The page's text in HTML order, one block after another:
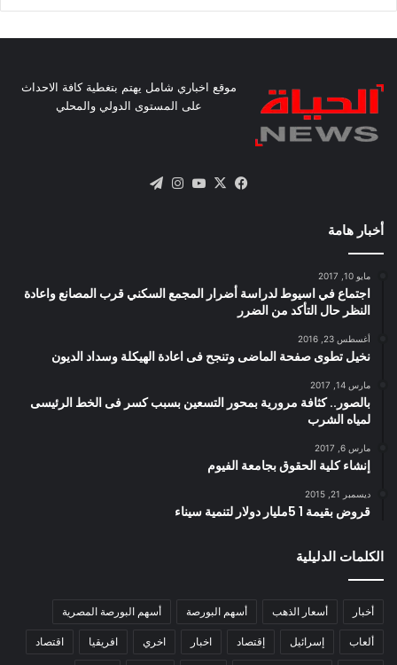
موقع اخباري شامل يهتم بتغطية كافة الاحداث
على المستوى الدولي والمحلي
فيسبوك
X يوتيوبانستقرام
أخبار هامة
مايو 10, 2017
اجتماع في اسيوط لدراسة أضرار المجمع السكني قرب المصانع واعادة
النظر حال التأكد من الضرر
أغسطس 23, 2016
نخيل تطوى صفحة الماضى وتنجح فى اعادة الهيكلة وسداد الديون
مارس 14, 2017
بالصور.. كثافة مرورية بمحور التسعين بسبب كسر فى الخط الرئيسى
لمياه الشرب
مارس 6, 2017
إنشاء كلية الحقوق بجامعة الفيوم
ديسمبر 21, 2015
قروض بقيمة 1 5مليار دولار لتنمية سيناء
الكلمات الدليلية
أخبار أسعار الذهب أسهم البورصة أسهم البورصة المصرية
ألعاب إسرائيل إقتصاد اخبار اخري افريقيا اقتصاد